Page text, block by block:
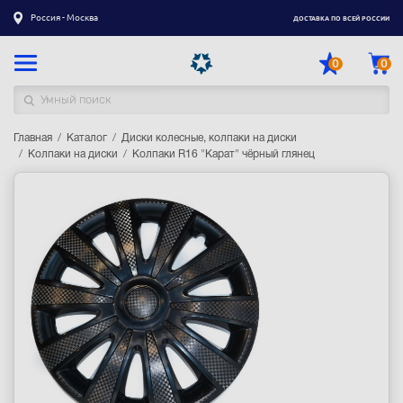
Россия - Москва ДОСТАВКА ПО ВСЕЙ РОССИИ
0 0
Каталог товаров
Гарантия
Контакты
Акции
Оптовым и корпоративным клиентам
Главная Каталог
Диски колесные, колпаки на диски
Колпаки на диски
Колпаки R16 "Карат" чёрный глянец